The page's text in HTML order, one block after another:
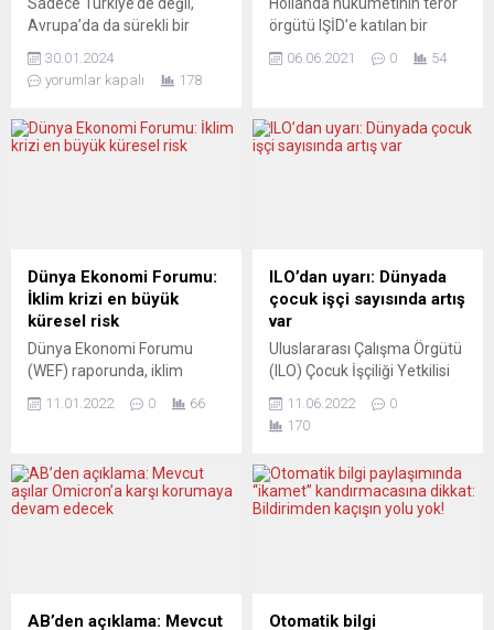
Sadece Türkiye’de değil,
Avrupa’da da sürekli bir
“seçim sath-ı maili” üretilmiş
bulunuyor. Demokrasinin tek
göstergesi ve yegâne
oldu. Halklar demokrasi
adına bir sandığın peşinde
yönetmenliğinde 10 yıldır
aralıksız çıkan PoliTeknik
gazetesi (politeknik.de) yeni
çekti. Üzerinde
düşünülmesi...
30.01.2024
yorumlar kapalı
178
Hollanda hükümetinin terör
örgütü IŞİD’e katılan bir
vatandaşı ve üç çocuğu
ülkeye geri getirmek üzere
yayın kuruluşu NOS’taki
habere göre, Hollanda’nın
Suriye’ye vardı. Haberde,
Hollanda heyetinin, İlham
B....
06.06.2021 0 54
Dünya Ekonomi Forumu:
İklim krizi en büyük
küresel risk
Dünya Ekonomi Forumu
(WEF) raporunda, iklim
büyük risk olarak görüldüğü
ve her yıl ocak ayında Davos
kasabasında düzenlenen
uzun vadeli başlıca risklerin
11.01.2022 0 66
ILO’dan uyarı: Dünyada
çocuk işçi sayısında artış
var
Uluslararası Çalışma Örgütü
(ILO) Çocuk İşçiliği Yetkilisi
sonuna doğru dünyada
çocuk işçi sayısı yaklaşık 9
Haziran Dünya Çocuk
İşçiliğiyle Mücadele Günü
Smith, Covid-19 salgınının
11.06.2022
0
170
AB’den açıklama: Mevcut Otomatik bilgi